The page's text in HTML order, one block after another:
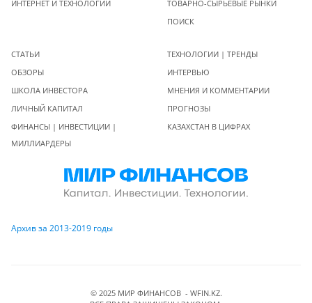
ИНТЕРНЕТ И ТЕХНОЛОГИИ
ТОВАРНО-СЫРЬЕВЫЕ РЫНКИ
ПОИСК
СТАТЬИ
ОБЗОРЫ
ШКОЛА ИНВЕСТОРА
ЛИЧНЫЙ КАПИТАЛ
ФИНАНСЫ | ИНВЕСТИЦИИ |
МИЛЛИАРДЕРЫ
ТЕХНОЛОГИИ | ТРЕНДЫ
ИНТЕРВЬЮ
МНЕНИЯ И КОММЕНТАРИИ
ПРОГНОЗЫ
КАЗАХСТАН В ЦИФРАХ
Архив за 2013-2019 годы
© 2025 МИР ФИНАНСОВ - WFIN.KZ.